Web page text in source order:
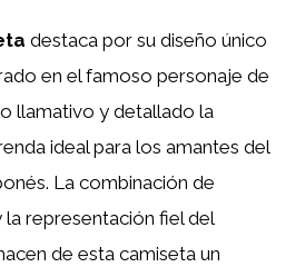
destaca por su diseño único
en el famoso personaje de
llamativo y detallado la
ideal para los amantes del
La combinación de
representación fiel del
de esta camiseta un